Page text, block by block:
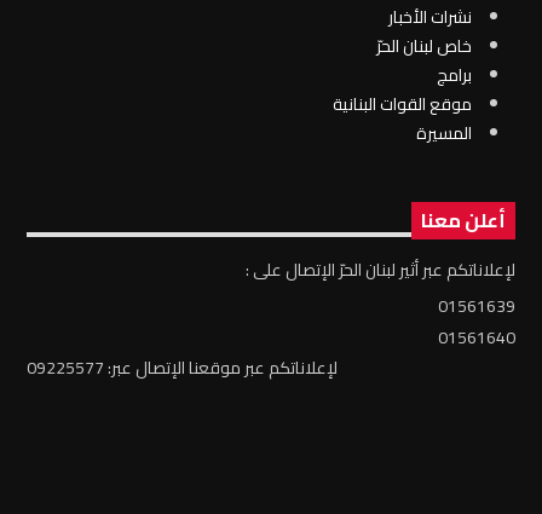
نشرات الأخبار
خاص لبنان الحرّ
برامج
موقع القوات البنانية
المسيرة
أعلن معنا
لإعلاناتكم عبر أثير لبنان الحرّ الإتصال على :
01561639
01561640
لإعلاناتكم عبر موقعنا الإتصال عبر: 09225577